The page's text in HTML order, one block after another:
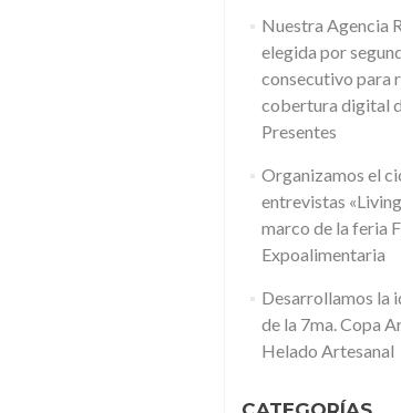
Nuestra Agencia
elegida por
consecutivo para
cobertura digital
Presentes
Organizamos el
entrevistas
marco de la feria
Expoalimentaria
Desarrollamos la
de la 7ma. Copa
Helado Artesanal